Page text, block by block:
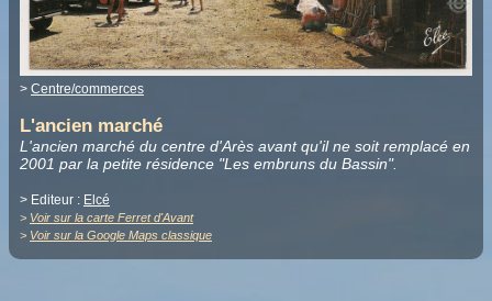
> Centre/commerces
L'ancien marché
L'ancien marché du centre d'Arès avant qu'il ne soit remplacé en
2001 par la petite résidence "Les embruns du Bassin".
> Editeur : Elcé
> Voir sur la carte Ferret d'Avant
> Voir sur la Google Maps classique